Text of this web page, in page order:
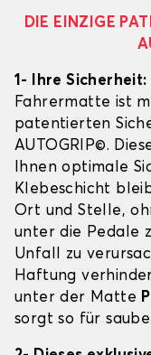
DIE EINZIGE
1- Ihre
Fahrermatte ist
patentierten
AUTOGRIP©.
Ihnen optimale
Klebeschicht
Ort und Stelle,
unter die Pedale
Unfall zu
Haftung
unter der Matte
sorgt so für